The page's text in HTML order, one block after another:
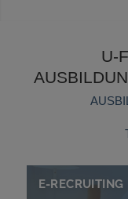
U-
E-RECRUITING